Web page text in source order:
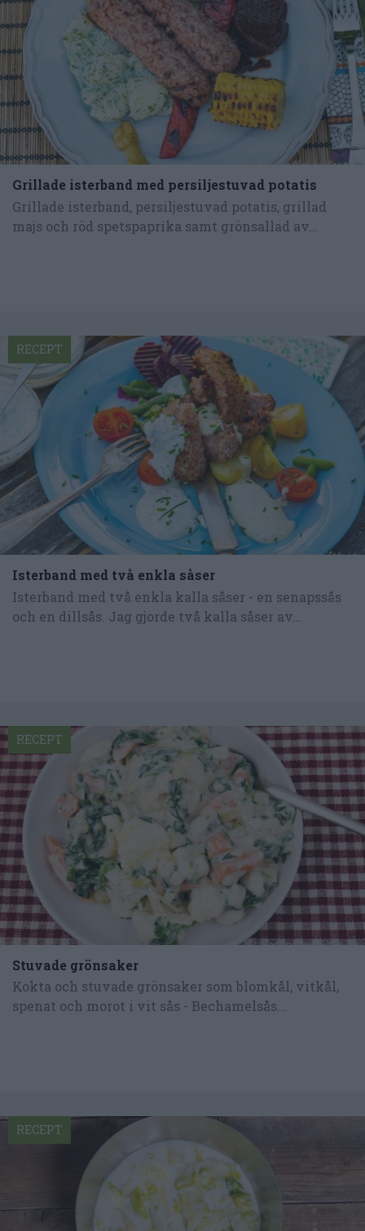
Grillade isterband med persiljestuvad potatis
Grillade isterband, persiljestuvad potatis, grillad
majs och röd spetspaprika samt grönsallad av...
Isterband med två enkla såser
Isterband med två enkla kalla såser - en senapssås
och en dillsås. Jag gjorde två kalla såser av...
RECEPT
Stuvade grönsaker
Kokta och stuvade grönsaker som blomkål, vitkål,
spenat och morot i vit sås - Bechamelsås...
RECEPT
RECEPT